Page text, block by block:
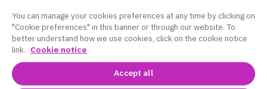
このサイトは、日本国内の医療関係者の方を対象に
ブリストル・マイヤーズ スクイブ株式会社の医療用
医薬品を適正にご使用いただくために作成したもの
You can manage your cookies preferences at any time by clicking on
"Cookie preferences" in this banner or through our website. To
better understand how we use cookies, click on the cookie notice
link. Cookie notice
Accept all